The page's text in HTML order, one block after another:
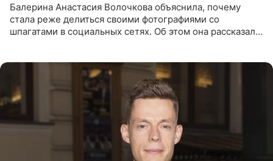
Балерина Анастасия Волочкова объяснила, почему
стала реже делиться своими фотографиями со
шпагатами в социальных сетях. Об этом она рассказала